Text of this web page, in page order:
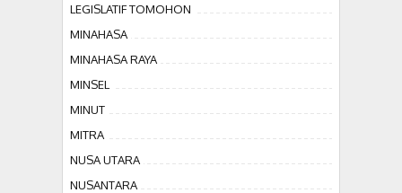
LEGISLATIF TOMOHON
MINAHASA
MINAHASA RAYA
MINSEL
MINUT
MITRA
NUSA UTARA
NUSANTARA